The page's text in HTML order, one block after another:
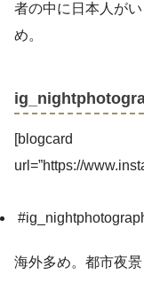
者の中に日本人が
め。
[blogcard
url=”https://
海外多め。都市夜